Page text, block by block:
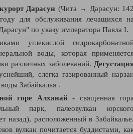
Дарасун (Чита → Дарасун:
для обслуживания лечащихся
по указу императора Павла I.
углекислой
воды, которая
различных заболеваний.
слегка газированный
Забайкалья .
горе Алханай - священная
парк,
палеовулкан
назад), расположенный вЗабайкалье
вулкан почитается буддистами,